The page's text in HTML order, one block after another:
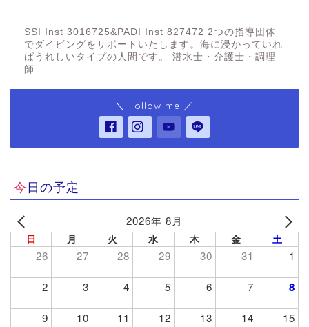
SSI Inst 3016725&PADI Inst 827472 2つの指導団体
でダイビングをサポートいたします。海に浸かっていれ
ばうれしいタイプの人間です。 潜水士・介護士・調理
師
＼ Follow me ／
今日の予定
2026年 8月
日 月 火 水 木 金 土
26 27 28 29 30 31 1
2 3 4 5 6 7 8
9 10 11 12 13 14 15